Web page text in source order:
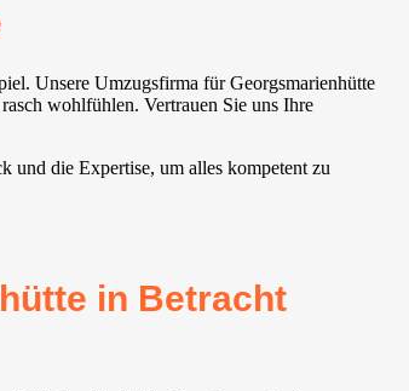
Unsere Umzugsfirma für Georgsmarienhütte
wohlfühlen. Vertrauen Sie uns Ihre
und die Expertise, um alles kompetent zu
in Betracht